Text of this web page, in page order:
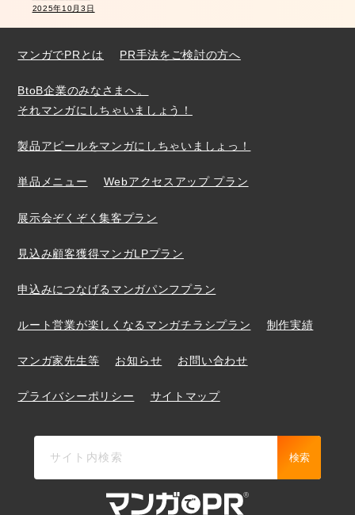
2025年10月3日
マンガでPRとは PR手法をご検討の方へ
BtoB企業のみなさまへ。
それマンガにしちゃいましょう！
製品アピールをマンガにしちゃいましょっ！
単品メニュー Webアクセスアップ プラン
展示会ぞくぞく集客プラン
見込み顧客獲得マンガLPプラン
申込みにつなげるマンガパンフプラン
ルート営業が楽しくなるマンガチラシプラン 制作実績
マンガ家先生等 お知らせ お問い合わせ
プライバシーポリシー サイトマップ
検索